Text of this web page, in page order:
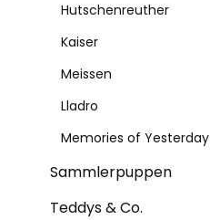
Hutschenreuther
Kaiser
Meissen
Lladro
Memories of Yesterday
Sammlerpuppen
Teddys & Co.